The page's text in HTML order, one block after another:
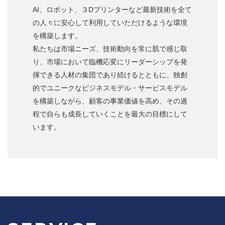
AI、ロボット、３Dプリンターなど最新技術を全て
の人々に安心して利用していただけるような環境
を構築します。
私たちは市場ニーズ、技術動向を常に肌で感じ取
り、市場において臨機応変にリーダーシップを発
揮できる人材の集団であり続けるとともに、独創
的でユニークなビジネスモデル・サービスモデル
を構築しながら、顧客の事業価値を高め、その過
程で自らも成長していくことを最大の目標にして
います。